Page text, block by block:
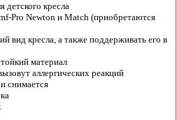
детского кресла
Pro Newton и Match (приобретаются
вид кресла, а также поддерживать его в
материал
аллергических реакций
снимается